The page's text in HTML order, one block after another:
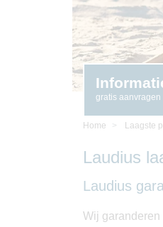
gratis aanvragen
Home Laagste
Laudius
Laudius
Wij